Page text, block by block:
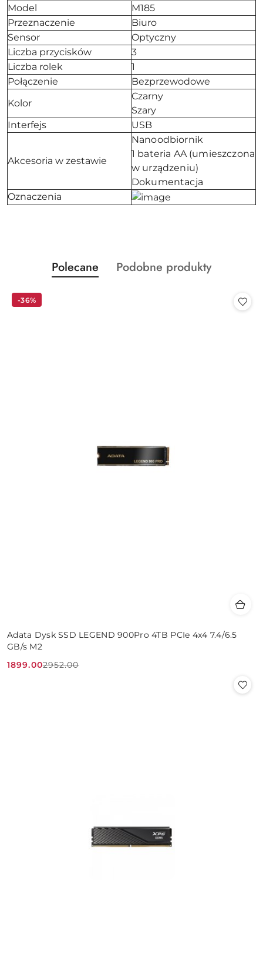
Model
M185
Przeznaczenie
Biuro
Sensor
Optyczny
Liczba przycisków
3
Liczba rolek
1
Połączenie
Bezprzewodowe
Kolor
Czarny
Szary
Interfejs
USB
Akcesoria w zestawie
Nanoodbiornik
1 bateria AA (umieszczona
w urządzeniu)
Dokumentacja
Oznaczenia
Pomiń karuzelę produktów
Produkty
o
Polecane
Produkty
Podobne produkty
Adata Dysk SSD LEGEND 900Pro 4TB PCIe 4x4 7.4/6.5
GB/s M2
Cena
1899.00
Cena
2952.00
-36%